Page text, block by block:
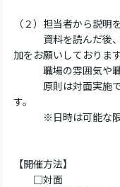
（２）担当者から説明
資料を読んだ後、
加をお願いしております
職場の雰囲気や職員
原則は対面実施で
す。
※日時は可能な限り
【開催方法】
□対面